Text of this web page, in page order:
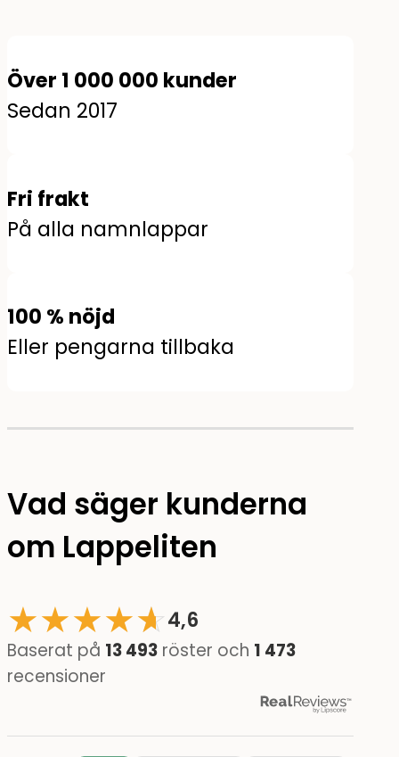
Över 1 000 000 kunder
Sedan 2017
Fri frakt
På alla namnlappar
100 % nöjd
Eller pengarna tillbaka
Vad säger kunderna
om Lappeliten
★★★★☆
★4,6
Baserat på 13 493 röster och 1 473
recensioner